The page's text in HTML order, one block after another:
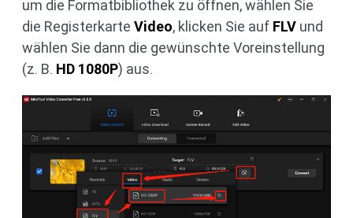
um die Formatbibliothek zu öffnen, wählen Sie
die Registerkarte Video, klicken Sie auf FLV und
wählen Sie dann die gewünschte Voreinstellung
(z. B. HD 1080P) aus.